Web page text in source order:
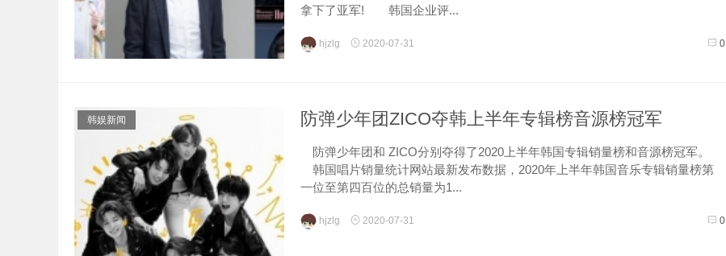
拿下了亚军! 韩国企业评...
0
hjzlg 2020-07-31
防弹少年团ZICO夺韩上半年专辑榜音源榜冠军
韩娱新闻
防弹少年团和 ZICO分别夺得了2020上半年韩国专辑销量榜和音源榜冠军。
韩国唱片销量统计网站最新发布数据，2020年上半年韩国音乐专辑销量榜第
一位至第四百位的总销量为1...
0
hjzlg 2020-07-31